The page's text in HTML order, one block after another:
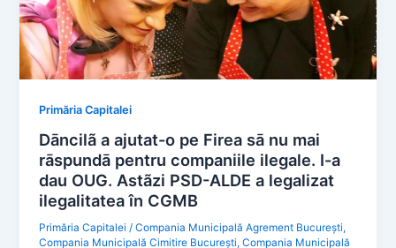
Primăria Capitalei
Dāncilã a ajutat-o pe Firea sā nu mai
rāspundā pentru companiile ilegale. I-a
dau OUG. Astãzi PSD-ALDE a legalizat
ilegalitatea în CGMB
Primăria Capitalei /Compania Municipală Agrement București,
Compania Municipală Cimitire București,Compania Municipală